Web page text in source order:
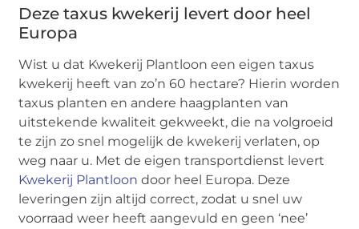
Deze taxus kwekerij levert door heel
Europa
Wist u dat Kwekerij Plantloon een eigen taxus
kwekerij heeft van zo’n 60 hectare? Hierin worden
taxus planten en andere haagplanten van
uitstekende kwaliteit gekweekt, die na volgroeid
te zijn zo snel mogelijk de kwekerij verlaten, op
weg naar u. Met de eigen transportdienst levert
Kwekerij Plantloon door heel Europa. Deze
leveringen zijn altijd correct, zodat u snel uw
voorraad weer heeft aangevuld en geen ‘nee’